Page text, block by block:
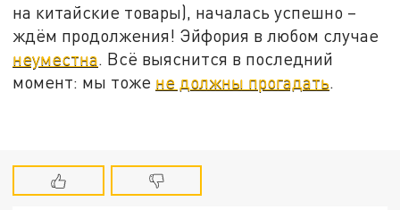
на китайские товары), началась успешно –
ждём продолжения! Эйфория в любом случае
неуместна. Всё выяснится в последний
момент: мы тоже не должны прогадать.